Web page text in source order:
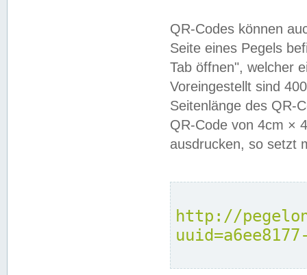
QR-Codes können
Seite eines Pegels
Tab öffnen", welcher
Voreingestellt sind
Seitenlänge des QR-
QR-Code von 4cm ×
ausdrucken, so setzt
http://